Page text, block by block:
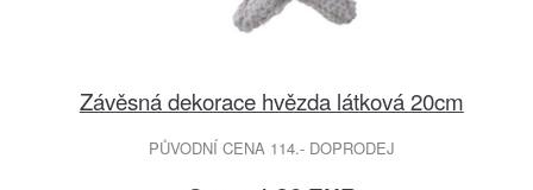
Závěsná dekorace hvězda látková 20cm
PŮVODNÍ CENA 114.- DOPRODEJ